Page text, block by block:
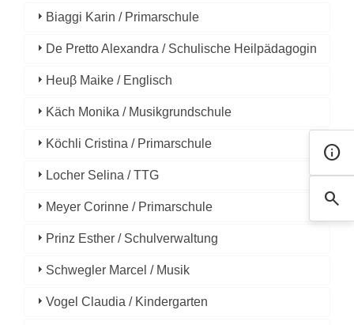
info
search
Biaggi Karin / Primarschule
De Pretto Alexandra / Schulische Heilpädagogin
Heuβ Maike / Englisch
Käch Monika / Musikgrundschule
Köchli Cristina / Primarschule
Locher Selina / TTG
Meyer Corinne / Primarschule
Prinz Esther / Schulverwaltung
Schwegler Marcel / Musik
Vogel Claudia / Kindergarten